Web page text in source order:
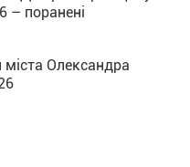
– поранені
Олександра